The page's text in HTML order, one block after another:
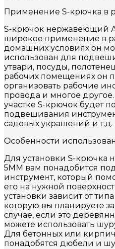
Применение S-крючка в
S-крючок нержавеющий
широкое применение в
домашних условиях он
использован для
утвари, посуды,
рабочих помещениях он
организовать рабочие
провода и многое
участке S-крючок будет
подвешивания
садовых украшений и т.д.
Особенности
Для установки S-крючка
5MM вам понадобится
инструмент, который
его на нужной
установки зависит от
которую вы планируете
случае, если это
можете использовать
Для бетонных или
понадобятся дюбели и